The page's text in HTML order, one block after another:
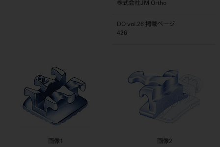
株式会社JM Ortho
DO vol.26 掲載ページ
426
画像1 画像2